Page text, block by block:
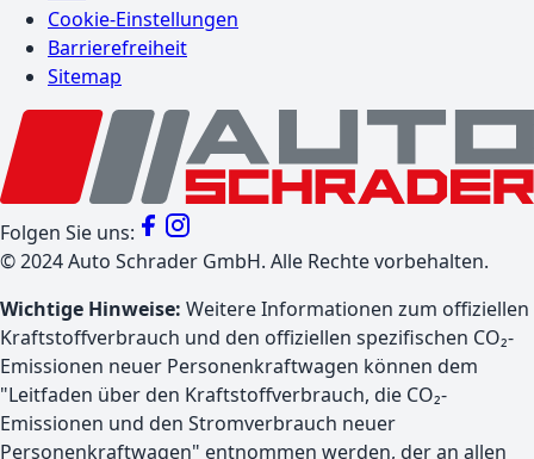
Cookie-Einstellungen
Barrierefreiheit
Sitemap
Folgen Sie uns:
©2024Auto Schrader GmbH. Alle Rechte vorbehalten.
Wichtige Hinweise: Weitere Informationen zum offiziellen
Kraftstoffverbrauch und den offiziellen spezifischen CO₂-
Emissionen neuer Personenkraftwagen können dem
"Leitfaden über den Kraftstoffverbrauch, die CO₂-
Emissionen und den Stromverbrauch neuer
Personenkraftwagen" entnommen werden, der an allen